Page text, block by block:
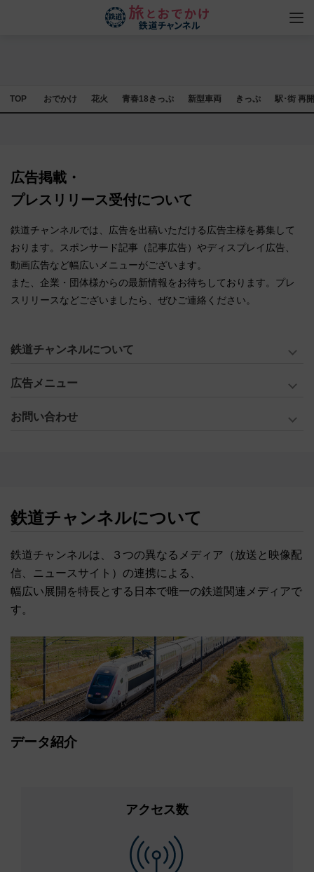
TOP おでかけ 花火 青春18きっぷ 新型車両 きっぷ 駅･街 再
広告掲載・
プレスリリース受付について
鉄道チャンネルでは、広告を出稿いただける広告主様を募集して
おります。スポンサード記事（記事広告）やディスプレイ広告、
動画広告など幅広いメニューがございます。
また、企業・団体様からの最新情報をお待ちしております。プレ
スリリースなどございましたら、ぜひご連絡ください。
鉄道チャンネルについて
広告メニュー
お問い合わせ
鉄道チャンネルについて
鉄道チャンネルは、３つの異なるメディア（放送と映像配
信、ニュースサイト）の連携による、
幅広い展開を特長とする日本で唯一の鉄道関連メディアで
す。
データ紹介
アクセス数